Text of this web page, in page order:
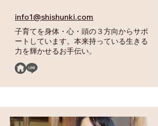
info1@shishunki.com
子育てを身体・心・頭の３方向からサポ
ートしています。本来持っている生きる
力を輝かせるお手伝い。